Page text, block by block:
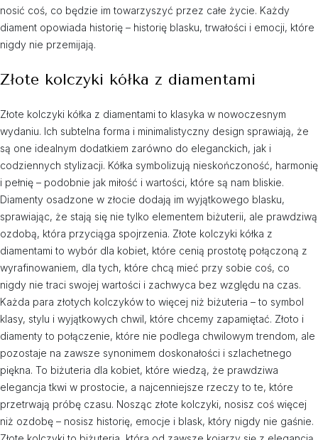
nosić coś, co będzie im towarzyszyć przez całe życie. Każdy
diament opowiada historię – historię blasku, trwałości i emocji, które
nigdy nie przemijają.
Złote kolczyki kółka z diamentami
Złote kolczyki kółka z diamentami to klasyka w nowoczesnym
wydaniu. Ich subtelna forma i minimalistyczny design sprawiają, że
są one idealnym dodatkiem zarówno do eleganckich, jak i
codziennych stylizacji. Kółka symbolizują nieskończoność, harmonię
i pełnię – podobnie jak miłość i wartości, które są nam bliskie.
Diamenty osadzone w złocie dodają im wyjątkowego blasku,
sprawiając, że stają się nie tylko elementem biżuterii, ale prawdziwą
ozdobą, która przyciąga spojrzenia. Złote kolczyki kółka z
diamentami to wybór dla kobiet, które cenią prostotę połączoną z
wyrafinowaniem, dla tych, które chcą mieć przy sobie coś, co
nigdy nie traci swojej wartości i zachwyca bez względu na czas.
Każda para złotych kolczyków to więcej niż biżuteria – to symbol
klasy, stylu i wyjątkowych chwil, które chcemy zapamiętać. Złoto i
diamenty to połączenie, które nie podlega chwilowym trendom, ale
pozostaje na zawsze synonimem doskonałości i szlachetnego
piękna. To biżuteria dla kobiet, które wiedzą, że prawdziwa
elegancja tkwi w prostocie, a najcenniejsze rzeczy to te, które
przetrwają próbę czasu. Nosząc złote kolczyki, nosisz coś więcej
niż ozdobę – nosisz historię, emocje i blask, który nigdy nie gaśnie.